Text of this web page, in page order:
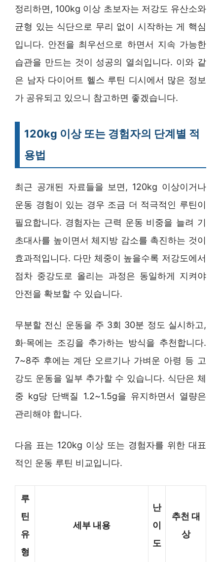
정리하면, 100kg 이상 초보자는 저강도 유산소와
균형 있는 식단으로 무리 없이 시작하는 게 핵심
입니다. 안전을 최우선으로 하면서 지속 가능한
습관을 만드는 것이 성공의 열쇠입니다. 이와 같
은 남자 다이어트 헬스 루틴 디시에서 많은 정보
가 공유되고 있으니 참고하면 좋겠습니다.
120kg 이상 또는 경험자의 단계별 적
용법
최근 공개된 자료들을 보면, 120kg 이상이거나
운동 경험이 있는 경우 조금 더 적극적인 루틴이
필요합니다. 경험자는 근력 운동 비중을 늘려 기
초대사를 높이면서 체지방 감소를 촉진하는 것이
효과적입니다. 다만 체중이 높을수록 저강도에서
점차 중강도로 올리는 과정은 동일하게 지켜야
안전을 확보할 수 있습니다.
무분할 전신 운동을 주 3회 30분 정도 실시하고,
화·목에는 조깅을 추가하는 방식을 추천합니다.
7~8주 후에는 계단 오르기나 가벼운 아령 등 고
강도 운동을 일부 추가할 수 있습니다. 식단은 체
중 kg당 단백질 1.2~1.5g을 유지하면서 열량은
관리해야 합니다.
다음 표는 120kg 이상 또는 경험자를 위한 대표
적인 운동 루틴 비교입니다.
루
틴
유
형
세부 내용
난
이
도
추천 대
상